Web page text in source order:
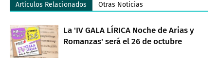
Artículos Relacionados Otras Noticias
La 'IV GALA LÍRICA Noche de Arias y
Romanzas' será el 26 de octubre